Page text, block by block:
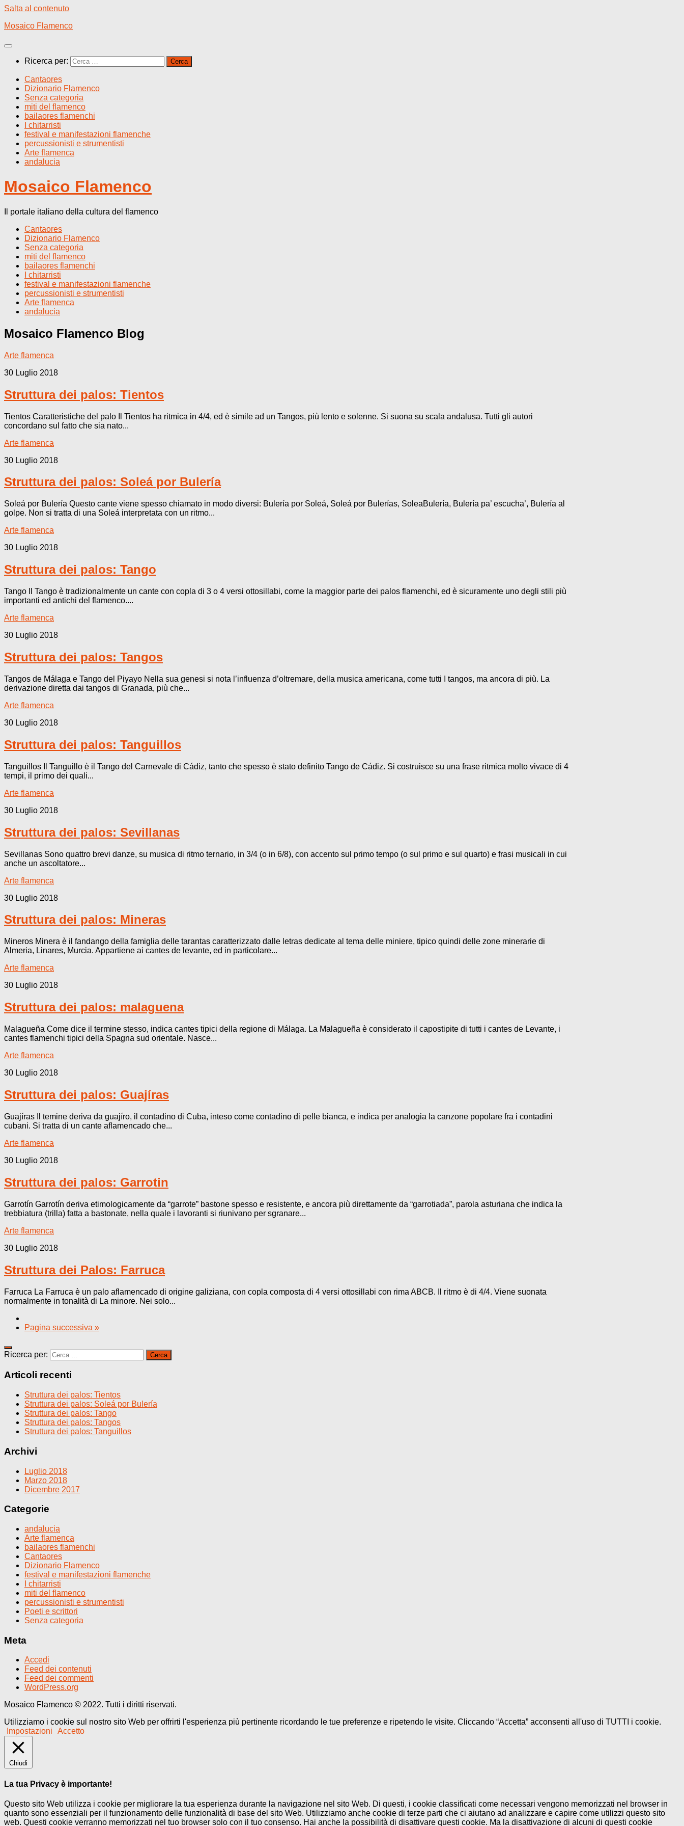
Salta al contenuto
Mosaico Flamenco
Ricerca per:
Cantaores
Dizionario Flamenco
Senza categoria
miti del flamenco
bailaores flamenchi
I chitarristi
festival e manifestazioni flamenche
percussionisti e strumentisti
Arte flamenca
andalucia
Mosaico Flamenco
Il portale italiano della cultura del flamenco
Cantaores
Dizionario Flamenco
Senza categoria
miti del flamenco
bailaores flamenchi
I chitarristi
festival e manifestazioni flamenche
percussionisti e strumentisti
Arte flamenca
andalucia
Mosaico Flamenco Blog
Arte flamenca
30 Luglio 2018
Struttura dei palos: Tientos
Tientos Caratteristiche del palo Il Tientos ha ritmica in 4/4, ed è simile ad un Tangos, più lento e solenne. Si suona su scala andalusa. Tutti gli autori
concordano sul fatto che sia nato...
Arte flamenca
30 Luglio 2018
Struttura dei palos: Soleá por Bulería
Soleá por Bulería Questo cante viene spesso chiamato in modo diversi: Bulería por Soleá, Soleá por Bulerías, SoleaBulería, Bulería pa’ escucha’, Bulería al
golpe. Non si tratta di una Soleá interpretata con un ritmo...
Arte flamenca
30 Luglio 2018
Struttura dei palos: Tango
Tango Il Tango è tradizionalmente un cante con copla di 3 o 4 versi ottosillabi, come la maggior parte dei palos flamenchi, ed è sicuramente uno degli stili più
importanti ed antichi del flamenco....
Arte flamenca
30 Luglio 2018
Struttura dei palos: Tangos
Tangos de Málaga e Tango del Piyayo Nella sua genesi si nota l’influenza d’oltremare, della musica americana, come tutti I tangos, ma ancora di più. La
derivazione diretta dai tangos di Granada, più che...
Arte flamenca
30 Luglio 2018
Struttura dei palos: Tanguillos
Tanguillos Il Tanguillo è il Tango del Carnevale di Cádiz, tanto che spesso è stato definito Tango de Cádiz. Si costruisce su una frase ritmica molto vivace di 4
tempi, il primo dei quali...
Arte flamenca
30 Luglio 2018
Struttura dei palos: Sevillanas
Sevillanas Sono quattro brevi danze, su musica di ritmo ternario, in 3/4 (o in 6/8), con accento sul primo tempo (o sul primo e sul quarto) e frasi musicali in cui
anche un ascoltatore...
Arte flamenca
30 Luglio 2018
Struttura dei palos: Mineras
Mineros Minera è il fandango della famiglia delle tarantas caratterizzato dalle letras dedicate al tema delle miniere, tipico quindi delle zone minerarie di
Almeria, Linares, Murcia. Appartiene ai cantes de levante, ed in particolare...
Arte flamenca
30 Luglio 2018
Struttura dei palos: malaguena
Malagueña Come dice il termine stesso, indica cantes tipici della regione di Málaga. La Malagueña è considerato il capostipite di tutti i cantes de Levante, i
cantes flamenchi tipici della Spagna sud orientale. Nasce...
Arte flamenca
30 Luglio 2018
Struttura dei palos: Guajíras
Guajíras Il temine deriva da guajíro, il contadino di Cuba, inteso come contadino di pelle bianca, e indica per analogia la canzone popolare fra i contadini
cubani. Si tratta di un cante aflamencado che...
Arte flamenca
30 Luglio 2018
Struttura dei palos: Garrotin
Garrotín Garrotín deriva etimologicamente da “garrote” bastone spesso e resistente, e ancora più direttamente da “garrotiada”, parola asturiana che indica la
trebbiatura (trilla) fatta a bastonate, nella quale i lavoranti si riunivano per sgranare...
Arte flamenca
30 Luglio 2018
Struttura dei Palos: Farruca
Farruca La Farruca è un palo aflamencado di origine galiziana, con copla composta di 4 versi ottosillabi con rima ABCB. Il ritmo è di 4/4. Viene suonata
normalmente in tonalità di La minore. Nei solo...
Pagina successiva »
Ricerca per:
Articoli recenti
Struttura dei palos: Tientos
Struttura dei palos: Soleá por Bulería
Struttura dei palos: Tango
Struttura dei palos: Tangos
Struttura dei palos: Tanguillos
Archivi
Luglio 2018
Marzo 2018
Dicembre 2017
Categorie
andalucia
Arte flamenca
bailaores flamenchi
Cantaores
Dizionario Flamenco
festival e manifestazioni flamenche
I chitarristi
miti del flamenco
percussionisti e strumentisti
Poeti e scrittori
Senza categoria
Meta
Accedi
Feed dei contenuti
Feed dei commenti
WordPress.org
Mosaico Flamenco © 2022. Tutti i diritti riservati.
Utilizziamo i cookie sul nostro sito Web per offrirti l'esperienza più pertinente ricordando le tue preferenze e ripetendo le visite. Cliccando “Accetta” acconsenti all'uso di TUTTI i cookie.
Impostazioni
Accetto
Chiudi
La tua Privacy è importante!
Questo sito Web utilizza i cookie per migliorare la tua esperienza durante la navigazione nel sito Web. Di questi, i cookie classificati come necessari vengono memorizzati nel browser in
quanto sono essenziali per il funzionamento delle funzionalità di base del sito Web. Utilizziamo anche cookie di terze parti che ci aiutano ad analizzare e capire come utilizzi questo sito
web. Questi cookie verranno memorizzati nel tuo browser solo con il tuo consenso. Hai anche la possibilità di disattivare questi cookie. Ma la disattivazione di alcuni di questi cookie